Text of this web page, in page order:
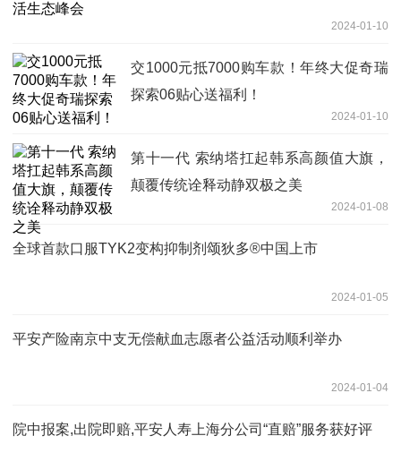
2024-01-10
交1000元抵7000购车款！年终大促奇瑞
探索06贴心送福利！
2024-01-10
第十一代 索纳塔扛起韩系高颜值大旗，
颠覆传统诠释动静双极之美
2024-01-08
全球首款口服TYK2变构抑制剂颂狄多®中国上市
2024-01-05
平安产险南京中支无偿献血志愿者公益活动顺利举办
2024-01-04
院中报案,出院即赔,平安人寿上海分公司“直赔”服务获好评